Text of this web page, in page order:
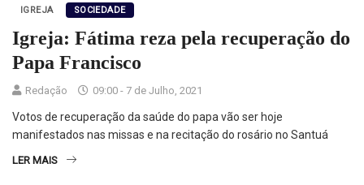
IGREJA SOCIEDADE
Igreja: Fátima reza pela recuperação do
Papa Francisco
Redação 09:00 - 7 de Julho, 2021
Votos de recuperação da saúde do papa vão ser hoje
manifestados nas missas e na recitação do rosário no Santuá
LER MAIS